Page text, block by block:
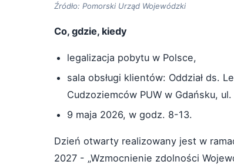
Źródło: Pomorski Urząd Wojewódzki
Co, gdzie, kiedy
legalizacja pobytu w Polsce,
sala obsługi klientów: Oddział ds.
Cudzoziemców PUW w Gdańsku,
9 maja 2026, w godz. 8-13.
Dzień otwarty realizowany jest w
2027 - „Wzmocnienie zdolności